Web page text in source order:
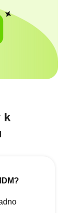
k